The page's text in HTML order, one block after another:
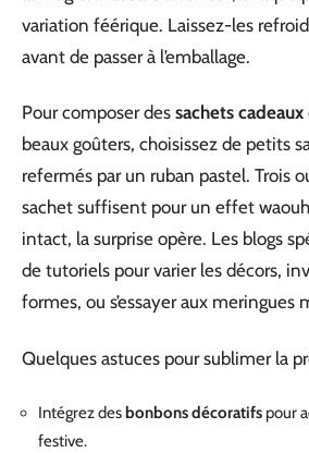
variation féérique. Laissez-les
avant de passer à l’emballage.
Pour composer des sachets cadeaux
beaux goûters, choisissez de petits
refermés par un ruban pastel. Trois
sachet suffisent pour un effet
intact, la surprise opère. Les blogs
de tutoriels pour varier les décors,
formes, ou s’essayer aux meringues
Quelques astuces pour sublimer la
Intégrez des bonbons décoratifs pour
festive.